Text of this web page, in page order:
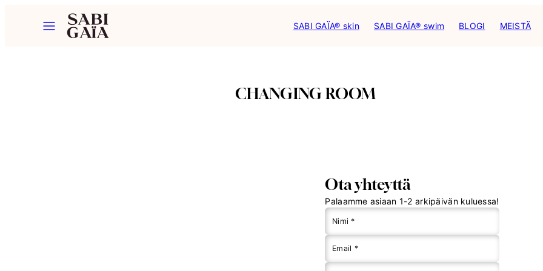
SABI GAÏA® skin
SABI GAÏA® swim BLOGI MEISTÄ
CHANGING ROOM
Ota yhteyttä
Palaamme asiaan 1-2 arkipäivän kuluessa!
Nimi *
Email *